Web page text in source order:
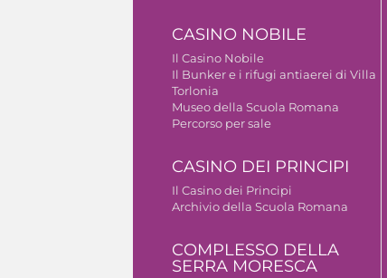
CASINO NOBILE
Il Casino Nobile
Il Bunker e i rifugi antiaerei di Villa
Torlonia
Museo della Scuola Romana
Percorso per sale
CASINO DEI PRINCIPI
Il Casino dei Principi
Archivio della Scuola Romana
COMPLESSO DELLA
SERRA MORESCA